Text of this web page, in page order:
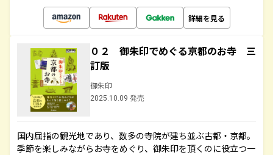
詳細を見る
０２ 御朱印でめぐる京都のお寺 三
訂版
御朱印
2025.10.09 発売
国内屈指の観光地であり、数多の寺院が建ち並ぶ古都・京都。
季節を楽しみながらお寺をめぐり、御朱印を頂くのに役立つ一